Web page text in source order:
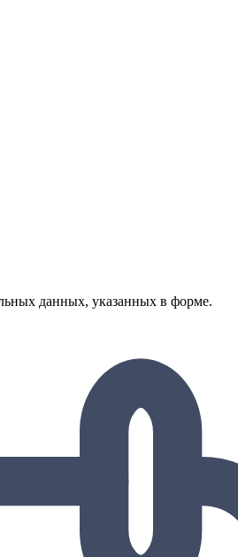
данных, указанных в форме.